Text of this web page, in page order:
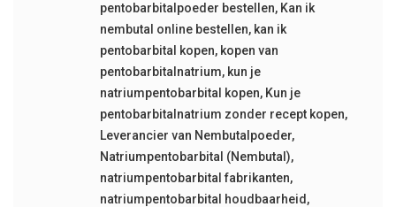
pentobarbitalpoeder bestellen, Kan ik
nembutal online bestellen, kan ik
pentobarbital kopen, kopen van
pentobarbitalnatrium, kun je
natriumpentobarbital kopen, Kun je
pentobarbitalnatrium zonder recept kopen,
Leverancier van Nembutalpoeder,
Natriumpentobarbital (Nembutal),
natriumpentobarbital fabrikanten,
natriumpentobarbital houdbaarheid ,